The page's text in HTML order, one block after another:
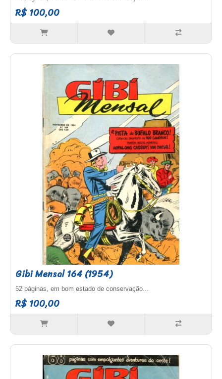
R$ 100,00
Gibi Mensal 164 (1954)
52 páginas, em bom estado de conservação...
R$ 100,00